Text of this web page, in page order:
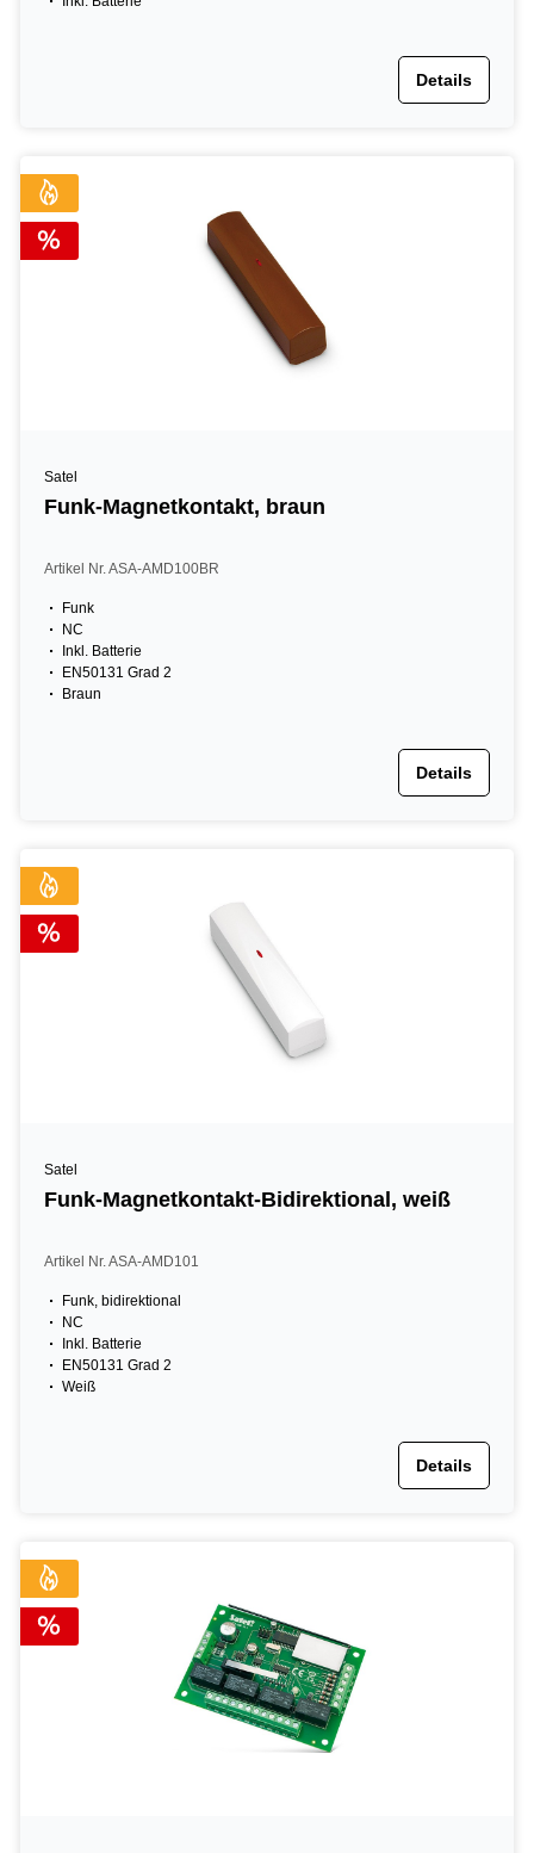
Details
Satel
Funk-Magnetkontakt, braun
Artikel Nr. ASA-AMD100BR
Funk
NC
Inkl. Batterie
EN50131 Grad 2
Braun
Details
Satel
Funk-Magnetkontakt-Bidirektional, weiß
Artikel Nr. ASA-AMD101
Funk, bidirektional
NC
Inkl. Batterie
EN50131 Grad 2
Weiß
Details